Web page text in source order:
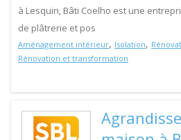
à Lesquin, Bâti Coelho est une
de plâtrerie et pos
Aménagement intérieur, Isolation,
Rénovation et transformation